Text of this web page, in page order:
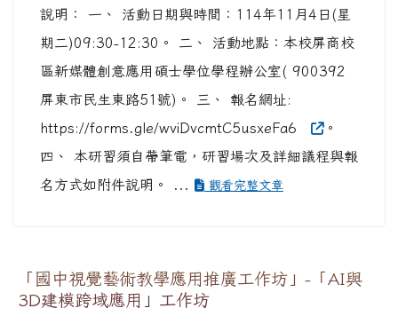
說明： 一、 活動日期與時間：114年11月4日(星
期二)09:30-12:30。 二、 活動地點：本校屏商校
區新媒體創意應用碩士學位學程辦公室( 900392
屏東市民生東路51號)。 三、 報名網址:
https://forms.gle/wviDvcmtC5usxeFa6
。
四、 本研習須自帶筆電，研習場次及詳細議程與報
名方式如附件說明。 ...
觀看完整文章
「國中視覺藝術教學應用推廣工作坊」-「AI與
3D建模跨域應用」工作坊